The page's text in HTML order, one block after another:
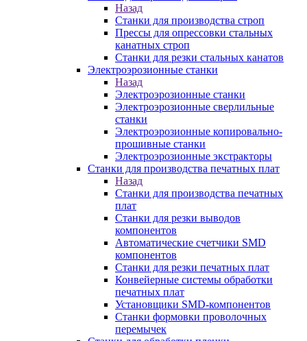
Назад
Станки для производства строп
Прессы для опрессовки стальных
канатных строп
Станки для резки стальных канатов
Электроэрозионные станки
Назад
Электроэрозионные станки
Электроэрозионные сверлильные
станки
Электроэрозионные копировально-
прошивные станки
Электроэрозионные экстракторы
Станки для производства печатных плат
Назад
Станки для производства печатных
плат
Станки для резки выводов
компонентов
Автоматические счетчики SMD
компонентов
Станки для резки печатных плат
Конвейерные системы обработки
печатных плат
Установщики SMD-компонентов
Станки формовки проволочных
перемычек